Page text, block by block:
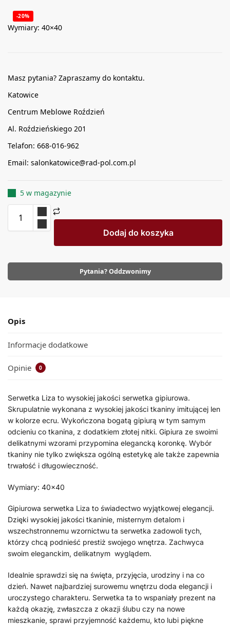
-20%
Wymiary: 40×40
Masz pytania? Zapraszamy do kontaktu.
Katowice
Centrum Meblowe Roździeń
Al. Roździeńskiego 201
Telafon: 668-016-962
Email: salonkatowice@rad-pol.com.pl
5 w magazynie
Dodaj do koszyka
Pytania? Oddzwonimy
Opis
Informacje dodatkowe
Opinie 0
Serwetka Liza to wysokiej jakości serwetka gipiurowa.
Skrupulatnie wykonana z wysokiej jakości tkaniny imitującej len
w kolorze ecru. Wykończona bogatą gipiurą w tym samym
odcieniu co tkanina, z dodatkiem złotej nitki. Gipiura ze swoimi
delikatnymi wzorami przypomina elegancką koronkę. Wybór
tkaniny nie tylko zwiększa ogólną estetykę ale także zapewnia
trwałość i długowieczność.
Wymiary: 40×40
Gipiurowa serwetka Liza to świadectwo wyjątkowej elegancji.
Dzięki wysokiej jakości tkaninie, misternym detalom i
wszechstronnemu wzornictwu ta serwetka zadowoli tych,
którzy chcą podnieść prestiż swojego wnętrza. Zachwyca
swoim eleganckim, delikatnym wyglądem.
Idealnie sprawdzi się na święta, przyjęcia, urodziny i na co
dzień. Nawet najbardziej surowemu wnętrzu doda elegancji i
uroczystego charakteru. Serwetka ta to wspaniały prezent na
każdą okazję, zwłaszcza z okazji ślubu czy na nowe
mieszkanie, sprawi przyjemność każdemu, kto lubi piękne